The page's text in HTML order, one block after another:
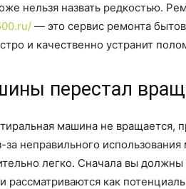
нельзя назвать редкостью.
— это сервис ремонта
и качественно устранит
перестал
машина не вращается,
неправильного
легко. Сначала вы должны
рассматриваются как